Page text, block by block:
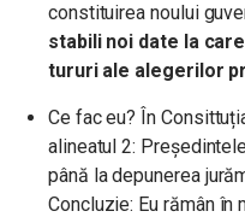
constituirea noului
stabili noi date la
tururi ale alegerilor
Ce fac eu? În
alineatul 2:
până la depunerea
Concluzie: Eu rămân în